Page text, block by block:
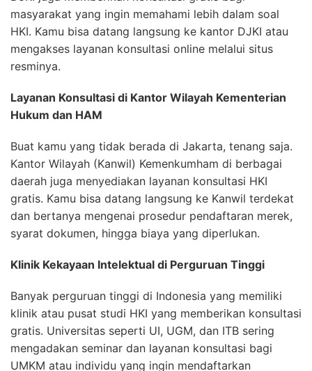
masyarakat yang ingin memahami lebih dalam soal
HKI. Kamu bisa datang langsung ke kantor DJKI atau
mengakses layanan konsultasi online melalui situs
resminya.
Layanan Konsultasi di Kantor Wilayah Kementerian
Hukum dan HAM
Buat kamu yang tidak berada di Jakarta, tenang saja.
Kantor Wilayah (Kanwil) Kemenkumham di berbagai
daerah juga menyediakan layanan konsultasi HKI
gratis. Kamu bisa datang langsung ke Kanwil terdekat
dan bertanya mengenai prosedur pendaftaran merek,
syarat dokumen, hingga biaya yang diperlukan.
Klinik Kekayaan Intelektual di Perguruan Tinggi
Banyak perguruan tinggi di Indonesia yang memiliki
klinik atau pusat studi HKI yang memberikan konsultasi
gratis. Universitas seperti UI, UGM, dan ITB sering
mengadakan seminar dan layanan konsultasi bagi
UMKM atau individu yang ingin mendaftarkan